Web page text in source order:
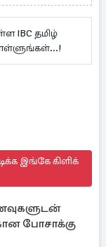
IBC தமிழ்
இங்கே கிளிக்
போசாக்கு